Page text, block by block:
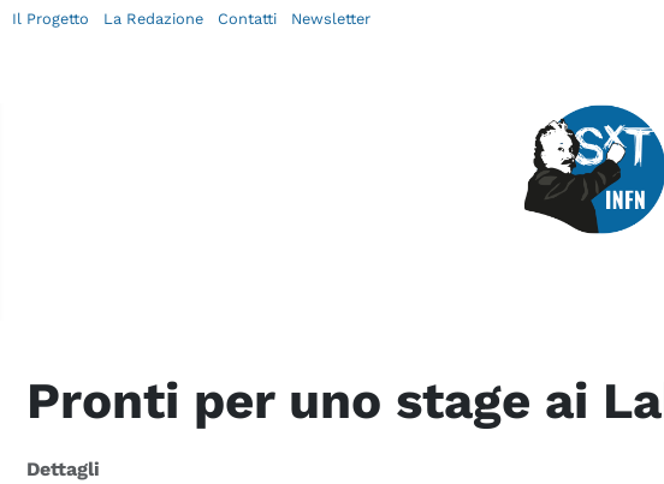
Il Progetto La Redazione Contatti Newsletter
Pronti per uno stage ai
Dettagli